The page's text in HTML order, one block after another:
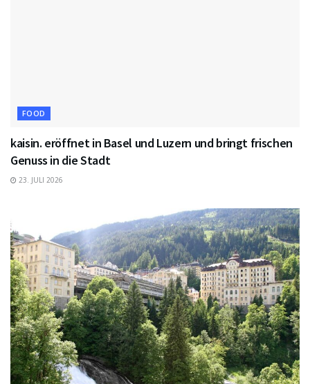
FOOD
kaisin. eröffnet in Basel und Luzern und bringt frischen
Genuss in die Stadt
23. JULI 2026